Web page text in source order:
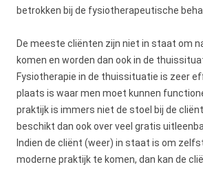
betrokken bij de fysiotherapeutische
De meeste cliënten zijn niet in staat om
komen en worden dan ook in de
Fysiotherapie in de thuissituatie is zeer
plaats is waar men moet kunnen
praktijk is immers niet de stoel bij de
beschikt dan ook over veel gratis
Indien de cliënt (weer) in staat is om
moderne praktijk te komen, dan kan de